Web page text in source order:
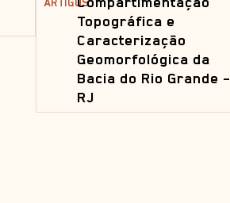
ARTIGOS
Topográfica e
Caracterização
Geomorfológica da
Bacia do Rio Grande –
RJ